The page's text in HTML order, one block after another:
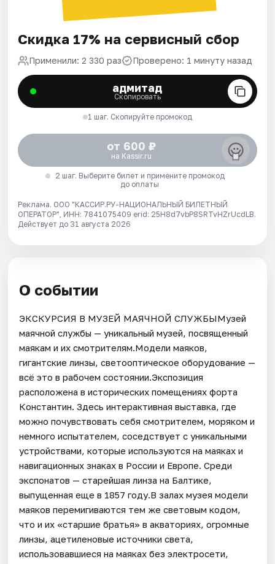
Скидка 17% на сервисный сбор
Применили: 2 330 раз Проверено: 1 минуту назад
адмитад
Скопировать
1 шаг. Скопируйте промокод
от 600 ₽
на Kassir.ru
2 шаг. Выберите билет и примените промокод
до оплаты
Реклама. ООО "КАССИР.РУ-НАЦИОНАЛЬНЫЙ БИЛЕТНЫЙ
ОПЕРАТОР", ИНН: 7841075409 erid: 25H8d7vbP8SRTvHZrUcdLB.
Действует до 31 августа 2026
О событии
ЭКСКУРСИЯ В МУЗЕЙ МАЯЧНОЙ СЛУЖБЫМузей
маячной службы — уникальный музей, посвященный
маякам и их смотрителям.Модели маяков,
гигантские линзы, светооптическое оборудование —
всё это в рабочем состоянии.Экспозиция
расположена в исторических помещениях форта
Константин. Здесь интерактивная выставка, где
можно почувствовать себя смотрителем, моряком и
немного испытателем, соседствует с уникальными
устройствами, которые используются на маяках и
навигационных знаках в России и Европе. Среди
экспонатов — старейшая линза на Балтике,
выпущенная еще в 1857 году.В залах музея модели
маяков перемигиваются тем же световым кодом,
что и их «старшие братья» в акваториях, огромные
линзы, ацетиленовые источники света,
использовавшиеся на маяках без электросети,